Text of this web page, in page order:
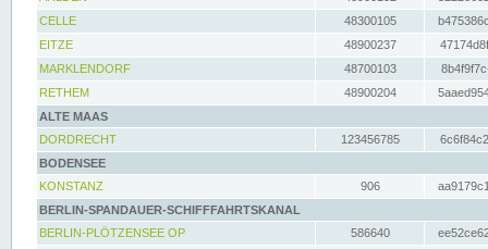
CELLE
48300105
EITZE
48900237
MARKLENDORF
48700103
RETHEM
48900204
ALTE MAAS
DORDRECHT
123456785
BODENSEE
KONSTANZ
906
BERLIN-SPANDAUER-SCHIFFFAHRTSKANAL
BERLIN-PLÖTZENSEE OP
586640